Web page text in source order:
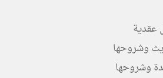
عقدية
وشروحها
وشروحها